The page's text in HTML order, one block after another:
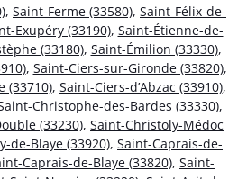
, Saint-Ferme (33580), Saint-Félix-de-
Exupéry (33190), Saint-Étienne-de-
(33180), Saint-Émilion (33330),
, Saint-Ciers-sur-Gironde (33820),
(33710), Saint-Ciers-d’Abzac (33910),
Christophe-des-Bardes (33330),
(33230), Saint-Christoly-Médoc
de-Blaye (33920), Saint-Caprais-de-
Caprais-de-Blaye (33820), Saint-